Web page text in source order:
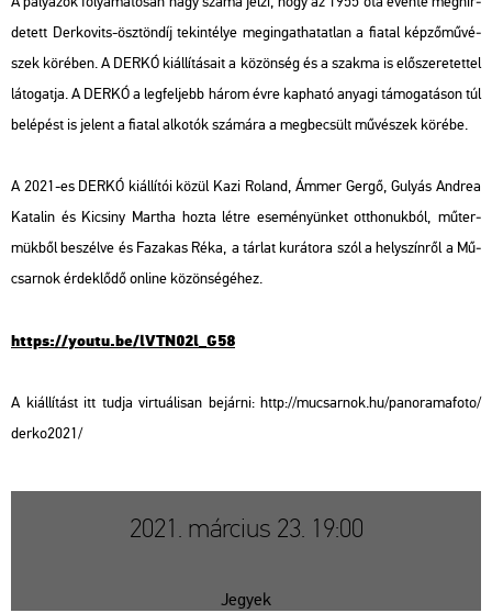
de­tett Der­kovits-ösz­tön­díj te­kin­té­lye meg­in­gat­ha­tat­lan a fi­a­tal kép­ző­mű­vé­
szek kö­ré­ben. A DERKÓ ki­ál­lí­tá­sa­it a kö­zön­ség és a szak­ma is elő­sze­re­tet­tel
lá­to­gat­ja. A DERKÓ a leg­fel­jebb három évre kap­ha­tó anya­gi tá­mo­ga­tá­son túl
be­lé­pést is je­lent a fi­a­tal al­ko­tók szá­má­ra a meg­be­csült mű­vé­szek kö­ré­be.
A 2021-es DERKÓ ki­ál­lí­tói közül Kazi Ro­land, Ámmer Gergő, Gu­lyás And­rea
Ka­ta­lin és Ki­csiny Mar­tha hozta létre ese­mé­nyün­ket ott­ho­nuk­ból, mű­ter­
mük­ből be­szél­ve és Fa­za­kas Réka, a tár­lat ku­rá­to­ra szól a hely­szín­ről a Mű­
csar­nok ér­dek­lő­dő on­line kö­zön­sé­gé­hez.
https://​youtu.​be/​lVTN02l_​G58
A ki­ál­lí­tást itt tudja vir­tu­á­li­san be­jár­ni: http://​mu­csar­nok.​hu/​pan​oram​afot​o/​
der­ko2021/
2021. március 23. 19:00
Jegyek